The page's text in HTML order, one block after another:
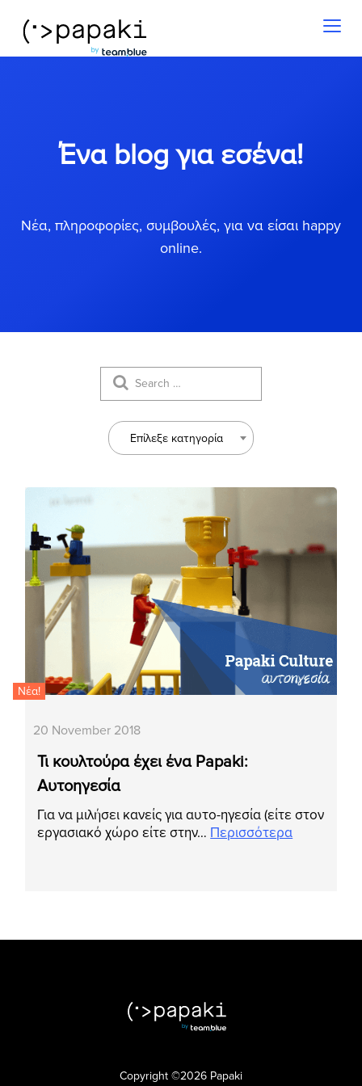
Ένα blog για εσένα!
Νέα, πληροφορίες, συμβουλές, για να είσαι happy
online.
Επίλεξε κατηγορία
Νέα!
20 November 2018
Τι κουλτούρα έχει ένα Papaki:
Αυτοηγεσία
Για να μιλήσει κανείς για αυτο-ηγεσία (είτε στον
εργασιακό χώρο είτε στην… Περισσότερα
Copyright ©2026 Papaki